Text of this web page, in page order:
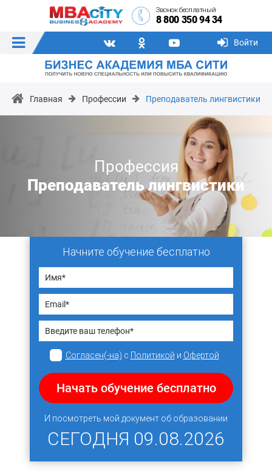
Звонок бесплатный
8 800 350 94 34
Войти
Главная Профессии Преподаватель лингвистики
Профессия
Преподаватель лингвистики
Начните обучение бесплатно
Согласен(-на) с Политикой и Офертой
Начать обучение бесплатно
И посмотреть мой документ об образовании
СЕГОДНЯ 09.08.2026